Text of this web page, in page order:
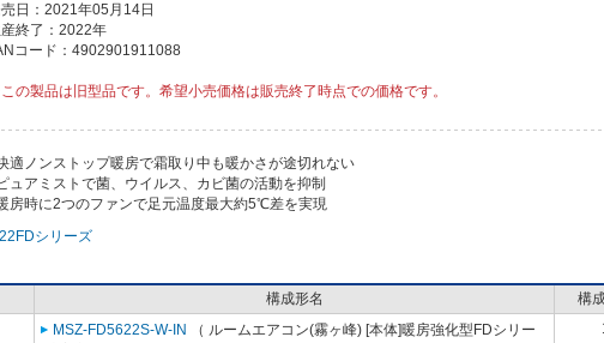
日：2021年05月14日
終了：2022年
コード：4902901911088
の製品は旧型品です。希望小売価格は販売終了時点での価格です。
適ノンストップ暖房で霜取り中も暖かさが途切れない
ュアミストで菌、ウイルス、カビ菌の活動を抑制
房時に2つのファンで足元温度最大約5℃差を実現
22FDシリーズ
構成形名
構
MSZ-FD5622S-W-IN
（ ルームエアコン(霧ヶ峰) [本体]暖房強化型FDシリー